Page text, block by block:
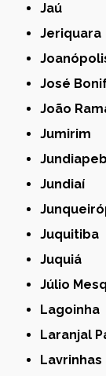
Jaú
Jeriquara
José
João
Jumirim
Jundiaí
Juquitiba
Juquiá
Júlio
Lagoinha
Laranjal
Lavrinhas